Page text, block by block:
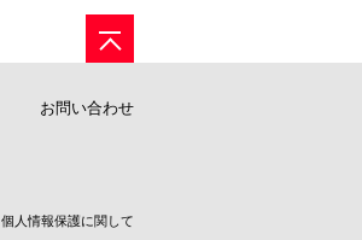
お問い合わせ
個人情報保護に関して